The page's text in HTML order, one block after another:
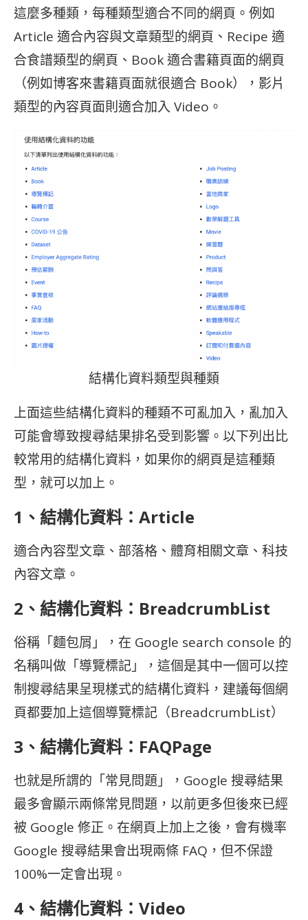
這麼多種類，每種類型適合不同的網頁。例如
Article 適合內容與文章類型的網頁、Recipe 適
合食譜類型的網頁、Book 適合書籍頁面的網頁
（例如博客來書籍頁面就很適合 Book），影片
類型的內容頁面則適合加入 Video。
結構化資料類型與種類
上面這些結構化資料的種類不可亂加入，亂加入
可能會導致搜尋結果排名受到影響。以下列出比
較常用的結構化資料，如果你的網頁是這種類
型，就可以加上。
1、結構化資料：Article
適合內容型文章、部落格、體育相關文章、科技
內容文章。
2、結構化資料：BreadcrumbList
俗稱「麵包屑」，在 Google search console 的
名稱叫做「導覽標記」，這個是其中一個可以控
制搜尋結果呈現樣式的結構化資料，建議每個網
頁都要加上這個導覽標記（BreadcrumbList）
3、結構化資料：FAQPage
也就是所謂的「常見問題」，Google 搜尋結果
最多會顯示兩條常見問題，以前更多但後來已經
被 Google 修正。在網頁上加上之後，會有機率
Google 搜尋結果會出現兩條 FAQ，但不保證
100%一定會出現。
4、結構化資料：Video